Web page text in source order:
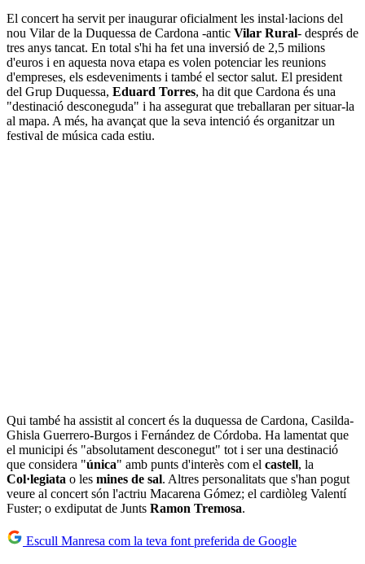
El concert ha servit per inaugurar oficialment les instal·lacions del
nou Vilar de la Duquessa de Cardona -antic Vilar Rural- després de
tres anys tancat. En total s'hi ha fet una inversió de 2,5 milions
d'euros i en aquesta nova etapa es volen potenciar les reunions
d'empreses, els esdeveniments i també el sector salut. El president
del Grup Duquessa, Eduard Torres, ha dit que Cardona és una
"destinació desconeguda" i ha assegurat que treballaran per situar-la
al mapa. A més, ha avançat que la seva intenció és organitzar un
festival de música cada estiu.
Qui també ha assistit al concert és la duquessa de Cardona, Casilda-
Ghisla Guerrero-Burgos i Fernández de Córdoba. Ha lamentat que
el municipi és "absolutament desconegut" tot i ser una destinació
que considera "única" amb punts d'interès com el castell, la
Col·legiata o les mines de sal. Altres personalitats que s'han pogut
veure al concert són l'actriu Macarena Gómez; el cardiòleg Valentí
Fuster; o exdiputat de Junts Ramon Tremosa.
Escull Manresa com la teva font preferida de Google